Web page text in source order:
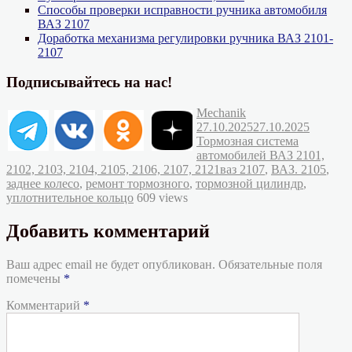
Способы проверки исправности ручника автомобиля
ВАЗ 2107
Доработка механизма регулировки ручника ВАЗ 2101-
2107
Подписывайтесь на нас!
Автор
MechanikОпубликовано
27.10.202527.10.2025
Тормозная система
автомобилей ВАЗ 2101,
2102, 2103, 2104, 2105, 2106, 2107, 2121Метки
ваз 2107, ВАЗ. 2105,
заднее колесо, ремонт тормозного, тормозной цилиндр,
уплотнительное кольцо 609 views
Добавить комментарий
Ваш адрес email не будет опубликован. Обязательные поля
помечены *
Комментарий *